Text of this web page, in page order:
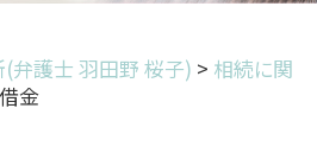
弁護士 羽田野 桜子) > 相続に関
金